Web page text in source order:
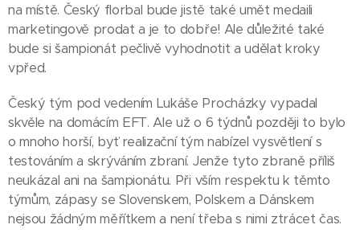
na místě. Český florbal bude jistě také umět medaili
marketingově prodat a je to dobře! Ale důležité také
bude si šampionát pečlivě vyhodnotit a udělat kroky
vpřed.
Český tým pod vedením Lukáše Procházky vypadal
skvěle na domácím EFT. Ale už o 6 týdnů později to bylo
o mnoho horší, byť realizační tým nabízel vysvětlení s
testováním a skrýváním zbraní. Jenže tyto zbraně příliš
neukázal ani na šampionátu. Při vším respektu k těmto
týmům, zápasy se Slovenskem, Polskem a Dánskem
nejsou žádným měřítkem a není třeba s nimi ztrácet čas.